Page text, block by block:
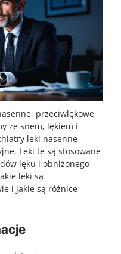
przeciwlękowe
ze snem, lękiem i
leki nasenne
Leki te są stosowane
lęku i obniżonego
leki są
i jakie są różnice